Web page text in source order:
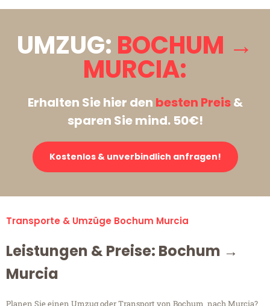
UMZUG: BOCHUM →
MURCIA:
Erhalten Sie hier den besten Preis&
sparen Sie mind. 50€!
Kostenlos & unverbindlich anfragen!
Transporte & Umzüge Bochum Murcia
Leistungen & Preise: Bochum →
Murcia
Planen Sie einen Umzug oder Transport von Bochum nach Murcia?